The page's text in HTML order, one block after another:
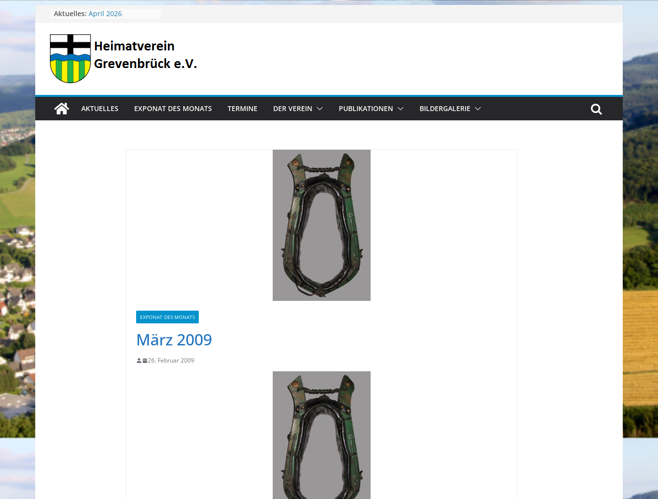
springen
Aktuelles: April 2026
Juni 2026
Mai 2026
Heimatverein aktuell
AKTUELLES EXPONAT DES MONATS TERMINE DER VEREIN PUBLIKATIONEN BILDERGALERIE
EXPONAT DES MONATS
März 2009
26. Februar 2009